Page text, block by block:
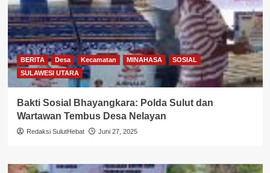
BERITA Desa Kecamatan MINAHASA
SOSIAL
SULAWESI UTARA
Bakti Sosial Bhayangkara: Polda Sulut dan
Wartawan Tembus Desa Nelayan
Redaksi SulutHebat Juni 27, 2025